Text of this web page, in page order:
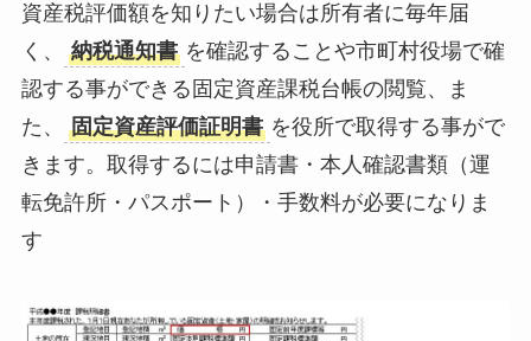
資産税評価額を知りたい場合は所有者に毎年届
く、
納税通知書 を確認することや市町村役場で確
認する事ができる固定資産課税台帳の閲覧、ま
た、
固定資産評価証明書 を役所で取得する事がで
きます。取得するには申請書・本人確認書類（運
転免許所・パスポート）・手数料が必要になりま
す